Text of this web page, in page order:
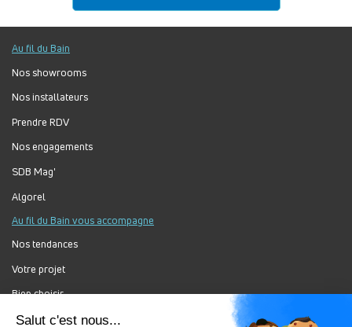
Au fil du Bain
Nos showrooms
Nos installateurs
Prendre RDV
Nos engagements
SDB Mag'
Algorel
Au fil du Bain vous accompagne
Nos tendances
Votre projet
Bien choisir
Forum Au Fil du Bain